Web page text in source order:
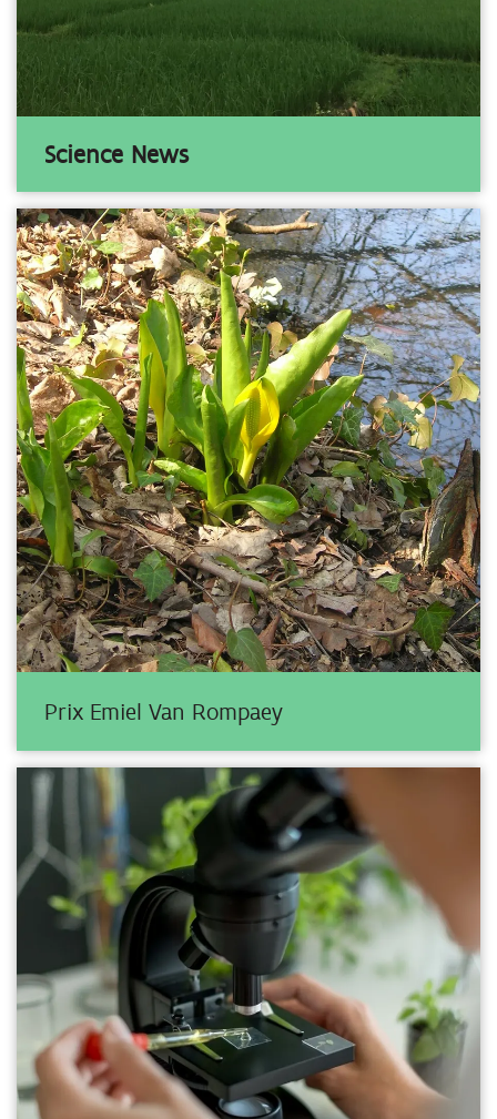
Science News
Prix Emiel Van Rompaey